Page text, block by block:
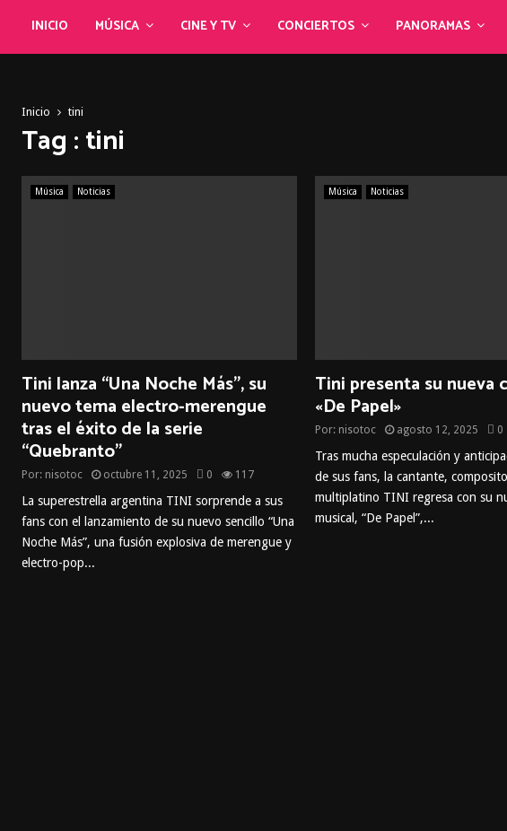
INICIO MÚSICA CINE Y TV CONCIERTOS PANORAMAS
Inicio tini
Tag : tini
Música Noticias
Tini lanza “Una Noche Más”, su
nuevo tema electro-merengue
tras el éxito de la serie
“Quebranto”
Por: nisotoc octubre 11, 2025 0 117
La superestrella argentina TINI sorprende a sus
fans con el lanzamiento de su nuevo sencillo “Una
Noche Más”, una fusión explosiva de merengue y
electro-pop...
Música Noticias
Tini presenta su nueva
«De Papel»
Por: nisotoc agosto 12, 2025 0
Tras mucha especulación y
de sus fans, la cantante,
multiplatino TINI regresa con su
musical, “De Papel”,...